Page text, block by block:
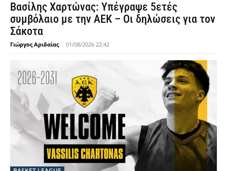
Βασίλης Χαρτώνας: Υπέγραψε 5ετές
συμβόλαιο με την ΑΕΚ – Οι δηλώσεις για τον
Σάκοτα
Γιώργος Αριδαίας - 01/08/2026 22:42